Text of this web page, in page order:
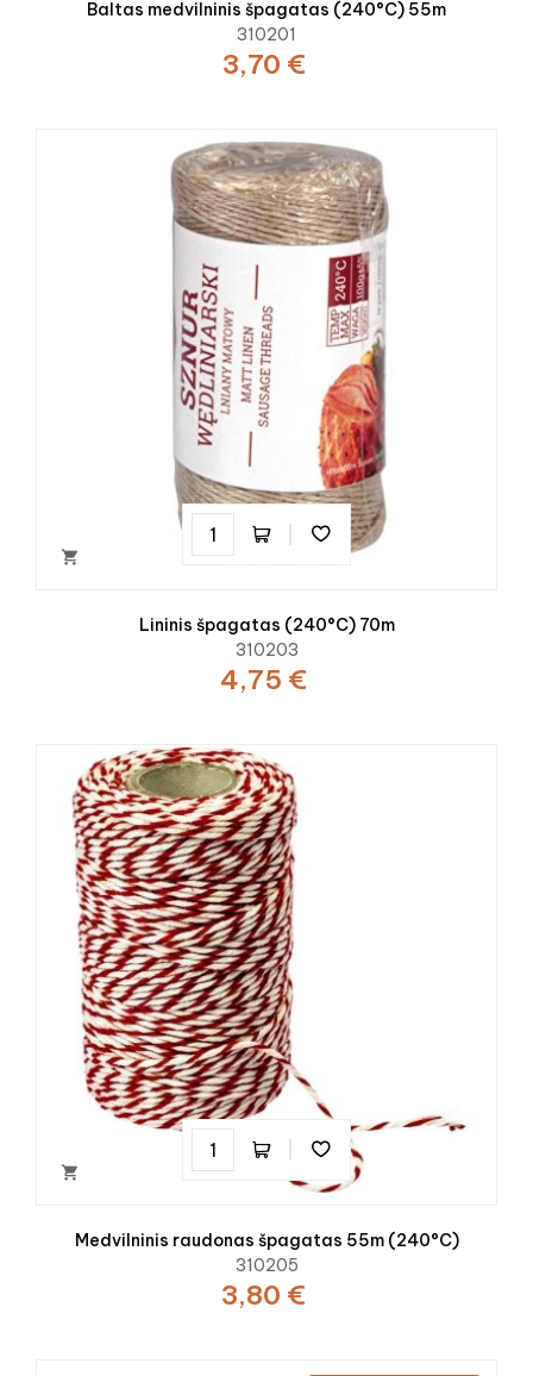
Baltas medvilninis špagatas (240°C) 55m
310201
3,70 €

Lininis špagatas (240°C) 70m
310203
4,75 €

Medvilninis raudonas špagatas 55m (240°C)
310205
3,80 €